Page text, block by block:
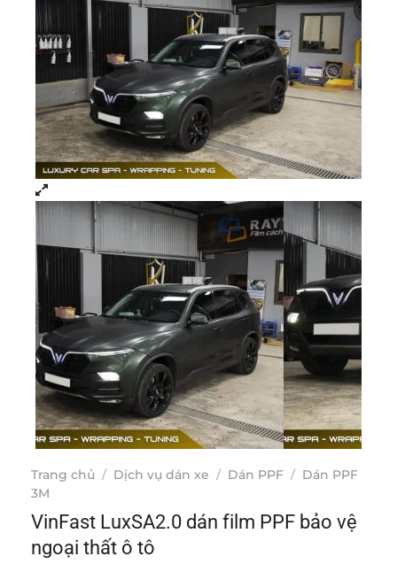
Trang chủ / Dịch vụ dán xe / Dán PPF / Dán PPF
3M
VinFast LuxSA2.0 dán film PPF bảo vệ
ngoại thất ô tô